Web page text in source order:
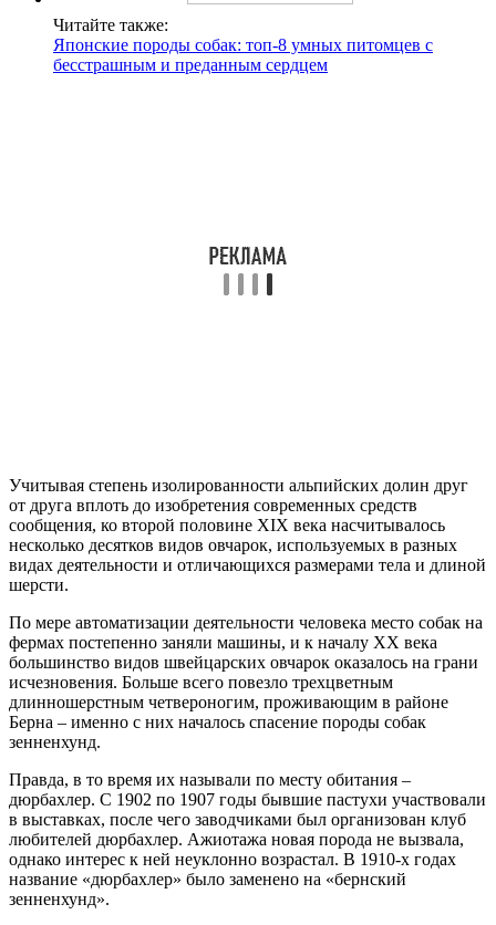
Читайте также:
Японские породы собак: топ-8 умных питомцев с
бесстрашным и преданным сердцем
Учитывая степень изолированности альпийских долин друг
от друга вплоть до изобретения современных средств
сообщения, ко второй половине XIX века насчитывалось
несколько десятков видов овчарок, используемых в разных
видах деятельности и отличающихся размерами тела и длиной
шерсти.
По мере автоматизации деятельности человека место собак на
фермах постепенно заняли машины, и к началу XX века
большинство видов швейцарских овчарок оказалось на грани
исчезновения. Больше всего повезло трехцветным
длинношерстным четвероногим, проживающим в районе
Берна – именно с них началось спасение породы собак
зенненхунд.
Правда, в то время их называли по месту обитания –
дюрбахлер. С 1902 по 1907 годы бывшие пастухи участвовали
в выставках, после чего заводчиками был организован клуб
любителей дюрбахлер. Ажиотажа новая порода не вызвала,
однако интерес к ней неуклонно возрастал. В 1910-х годах
название «дюрбахлер» было заменено на «бернский
зенненхунд».